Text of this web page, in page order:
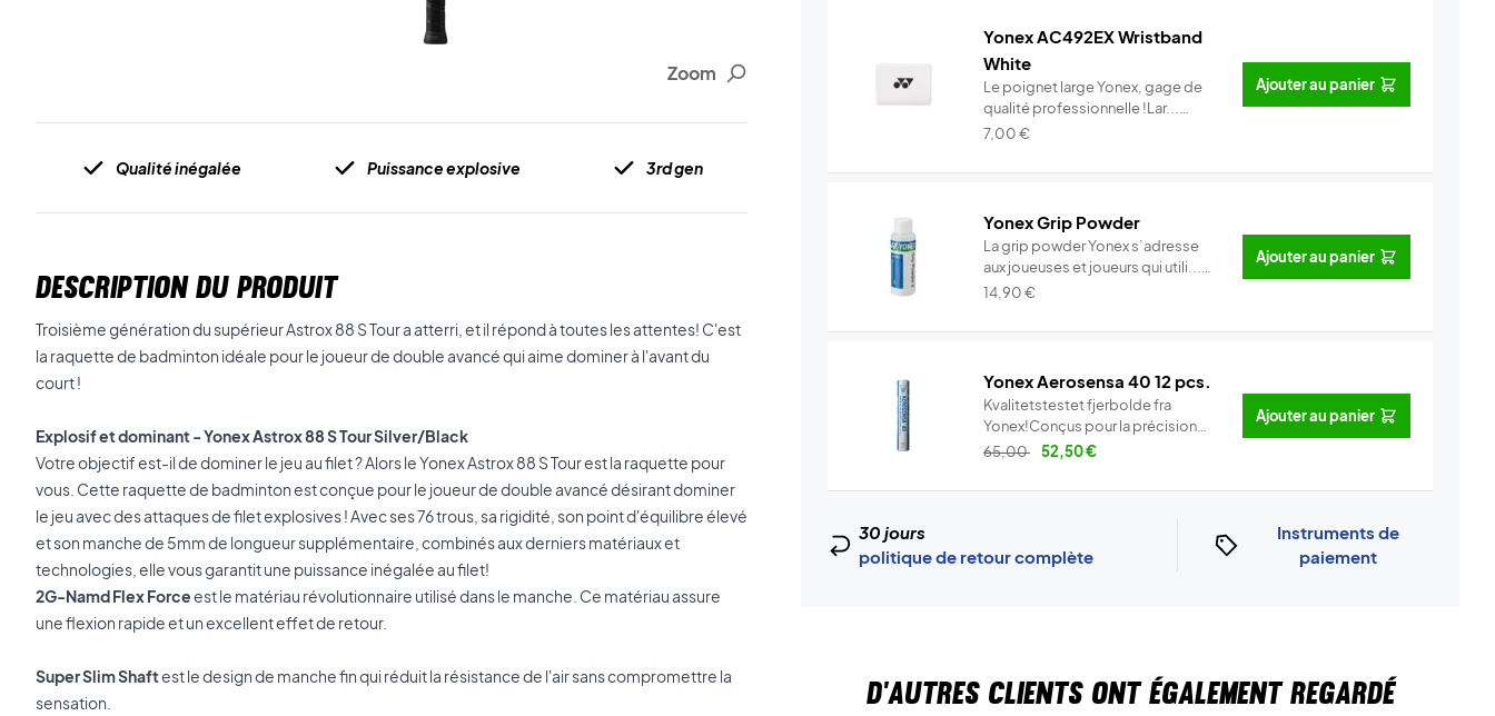
Zoom
Qualité inégalée Puissance explosive 3rd gen
DESCRIPTION DU PRODUIT
Troisième génération du supérieur Astrox 88 S Tour a atterri, et il répond à toutes les attentes! C'est
la raquette de badminton idéale pour le joueur de double avancé qui aime dominer à l'avant du
court !
Explosif et dominant - Yonex Astrox 88 S Tour Silver/Black
Votre objectif est-il de dominer le jeu au filet ? Alors le Yonex Astrox 88 S Tour est la raquette pour
vous. Cette raquette de badminton est conçue pour le joueur de double avancé désirant dominer
le jeu avec des attaques de filet explosives ! Avec ses 76 trous, sa rigidité, son point d'équilibre élevé
et son manche de 5mm de longueur supplémentaire, combinés aux derniers matériaux et
technologies, elle vous garantit une puissance inégalée au filet!
2G-Namd Flex Forceest le matériau révolutionnaire utilisé dans le manche. Ce matériau assure
une flexion rapide et un excellent effet de retour.
Super Slim Shaftest le design de manche fin qui réduit la résistance de l'air sans compromettre la
sensation.
Yonex AC492EX Wristband
White
Le poignet large Yonex, gage de
qualité professionnelle !Lar...
Info
7,00€
Ajouter au panier
Yonex Grip Powder
La grip powder Yonex s’adresse
aux joueuses et joueurs qui utili...
Info
14,90€
Ajouter au panier
Yonex Aerosensa 40 12 pcs.
Kvalitetstestet fjerbolde fra
Yonex!Conçus pour la précision
–...
Info
65,00 52,50€
Ajouter au panier
30 jours
politique de retour complète
Instruments de
paiement
D'AUTRES CLIENTS ONT ÉGALEMENT REGARDÉ